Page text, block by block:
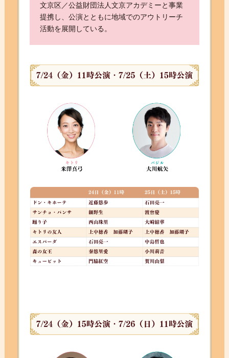
文京区／公益財団法人文京アカデミーと事業
提携し、公演とともに地域でのアウトリーチ
活動を展開している。